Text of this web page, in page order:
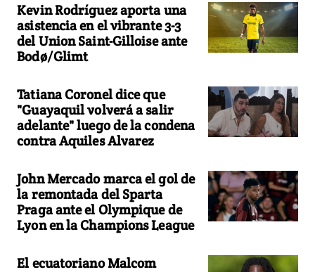
Kevin Rodríguez aporta una
asistencia en el vibrante 3-3
del Union Saint-Gilloise ante
Bodø/Glimt
Tatiana Coronel dice que
"Guayaquil volverá a salir
adelante" luego de la condena
contra Aquiles Alvarez
John Mercado marca el gol de
la remontada del Sparta
Praga ante el Olympique de
Lyon en la Champions League
El ecuatoriano Malcom